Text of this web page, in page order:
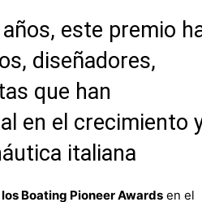
este premio
diseñadores,
que han
en el crecimiento
italiana
Boating Pioneer Awards en el